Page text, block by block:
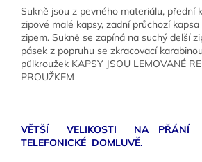
Sukně jsou z pevného materiálu, přední
zipové malé kapsy, zadní průchozí
zipem. Sukně se zapíná na suchý delší
pásek z popruhu se zkracovací
půlkroužek KAPSY JSOU LEMOVANÉ
PROUŽKEM
VĚTŠÍ VELIKOSTI NA
TELEFONICKÉ DOMLUVĚ.